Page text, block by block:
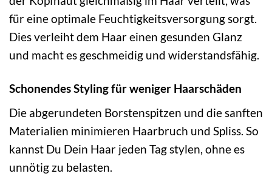
für eine optimale Feuchtigkeitsversorgung sorgt.
Dies verleiht dem Haar einen gesunden Glanz
und macht es geschmeidig und widerstandsfähig.
Schonendes Styling für weniger Haarschäden
Die abgerundeten Borstenspitzen und die sanften
Materialien minimieren Haarbruch und Spliss. So
kannst Du Dein Haar jeden Tag stylen, ohne es
unnötig zu belasten.